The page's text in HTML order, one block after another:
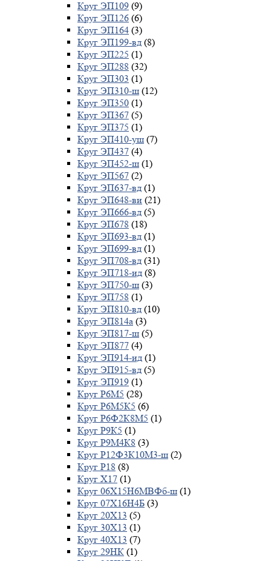
Круг ЭП109 (9)
Круг ЭП126 (6)
Круг ЭП164 (3)
Круг ЭП199-вд (8)
Круг ЭП225 (1)
Круг ЭП288 (32)
Круг ЭП303 (1)
Круг ЭП310-ш (12)
Круг ЭП350 (1)
Круг ЭП367 (5)
Круг ЭП375 (1)
Круг ЭП410-уш (7)
Круг ЭП437 (4)
Круг ЭП452-ш (1)
Круг ЭП567 (2)
Круг ЭП637-вд (1)
Круг ЭП648-ви (21)
Круг ЭП666-вд (5)
Круг ЭП678 (18)
Круг ЭП693-вд (1)
Круг ЭП699-вд (1)
Круг ЭП708-вд (31)
Круг ЭП718-ид (8)
Круг ЭП750-ш (3)
Круг ЭП758 (1)
Круг ЭП810-вд (10)
Круг ЭП814а (3)
Круг ЭП817-ш (5)
Круг ЭП877 (4)
Круг ЭП914-ид (1)
Круг ЭП915-вд (5)
Круг ЭП919 (1)
Круг Р6М5 (28)
Круг Р6М5К5 (6)
Круг Р6Ф2К8М5 (1)
Круг Р9К5 (1)
Круг Р9М4К8 (3)
Круг Р12Ф3К10М3-ш (2)
Круг Р18 (8)
Круг Х17 (1)
Круг 06Х15Н6МВФб-ш (1)
Круг 07Х16Н4Б (3)
Круг 20Х13 (5)
Круг 30Х13 (1)
Круг 40Х13 (7)
Круг 29НК (1)